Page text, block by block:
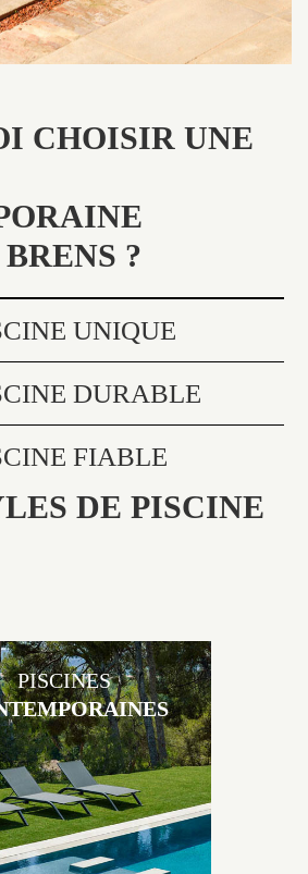
CHOISIR UNE
?
UNIQUE
DURABLE
FIABLE
DE PISCINE
en béton contemporaines Jacques
uniques grâce au large choix de
de revêtements et les nombreuses
miroir, couloir de nage, plage
PISCINES